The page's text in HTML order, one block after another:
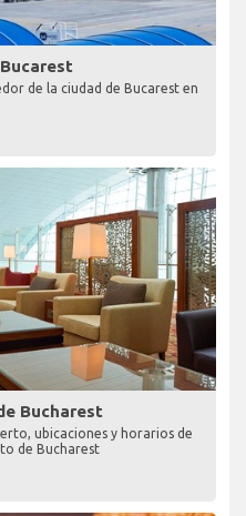
de la ciudad de Bucarest en
Bucharest
ubicaciones y horarios de
de Bucharest